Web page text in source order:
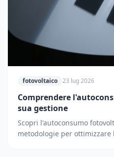
fotovoltaico 23 lug 2026
Comprendere
sua gestione
Scopri l'autoconsumo
metodologie per ottimizzare